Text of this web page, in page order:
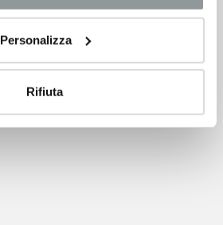
Personalizza
Rifiuta